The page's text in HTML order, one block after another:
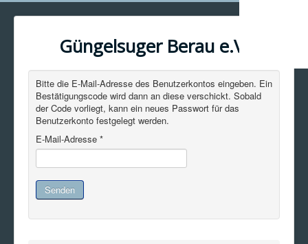
Güngelsuger Berau e.V.
Bitte die E-Mail-Adresse des Benutzerkontos eingeben. Ein
Bestätigungscode wird dann an diese verschickt. Sobald
der Code vorliegt, kann ein neues Passwort für das
Benutzerkonto festgelegt werden.
E-Mail-Adresse *
Senden